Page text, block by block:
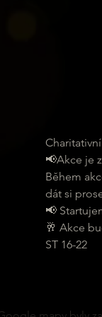
📢Akce je
Během
dát si
📢
🥂 Akce
ST 16-22